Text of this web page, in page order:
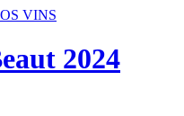
VINS
2024